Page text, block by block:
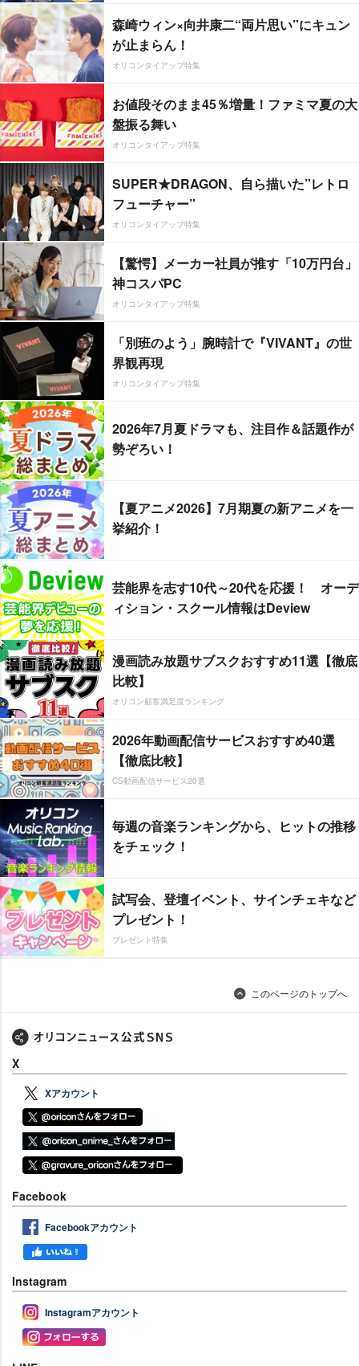
森崎ウィン×向井康二“両片思い”にキュン
が止まらん！
オリコンタイアップ特集
お値段そのまま45％増量！ファミマ夏の大
盤振る舞い
オリコンタイアップ特集
SUPER★DRAGON、自ら描いた”レトロ
フューチャー”
オリコンタイアップ特集
【驚愕】メーカー社員が推す「10万円台」
神コスパPC
オリコンタイアップ特集
「別班のよう」腕時計で『VIVANT』の世
界観再現
オリコンタイアップ特集
2026年7月夏ドラマも、注目作＆話題作が
勢ぞろい！
【夏アニメ2026】7月期夏の新アニメを一
挙紹介！
芸能界を志す10代～20代を応援！ オーデ
ィション・スクール情報はDeview
漫画読み放題サブスクおすすめ11選【徹底
比較】
オリコン顧客満足度ランキング
2026年動画配信サービスおすすめ40選
【徹底比較】
CS動画配信サービス20選
毎週の音楽ランキングから、ヒットの推移
をチェック！
試写会、登壇イベント、サインチェキなど
プレゼント！
プレゼント特集
このページのトップへ
X
Xアカウント
Facebook
Facebookアカウント
Instagram
Instagramアカウント